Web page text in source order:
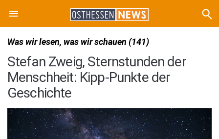
Was wir lesen, was wir schauen (141)
Stefan Zweig, Sternstunden der
Menschheit: Kipp-Punkte der
Geschichte